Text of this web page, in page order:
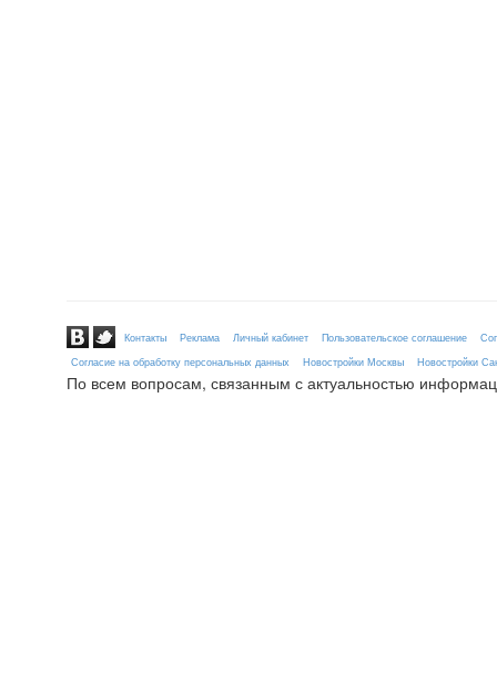
Контакты Реклама Личный кабинет Пользовательское соглашение
Согласие на обработку персональных данных
Новостройки Москвы Новостройки
По всем вопросам, связанным с актуальностью